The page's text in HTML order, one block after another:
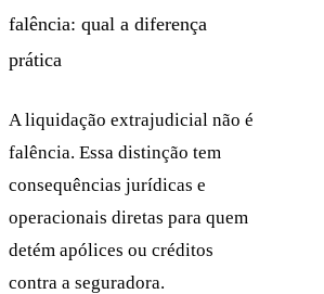
falência: qual a diferença
prática
A liquidação extrajudicial não é
falência. Essa distinção tem
consequências jurídicas e
operacionais diretas para quem
detém apólices ou créditos
contra a seguradora.